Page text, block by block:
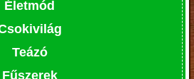
Életmód
Teázó
Fűszerek